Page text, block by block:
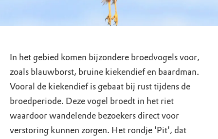
In het gebied komen bijzondere broedvogels voor,
zoals blauwborst, bruine kiekendief en baardman.
Vooral de kiekendief is gebaat bij rust tijdens de
broedperiode. Deze vogel broedt in het riet
waardoor wandelende bezoekers direct voor
verstoring kunnen zorgen. Het rondje 'Pit', dat